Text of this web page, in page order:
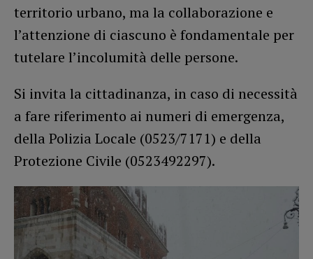
territorio urbano, ma la collaborazione e
l’attenzione di ciascuno è fondamentale per
tutelare l’incolumità delle persone.
Si invita la cittadinanza, in caso di necessità
a fare riferimento ai numeri di emergenza,
della Polizia Locale (0523/7171) e della
Protezione Civile (0523492297).